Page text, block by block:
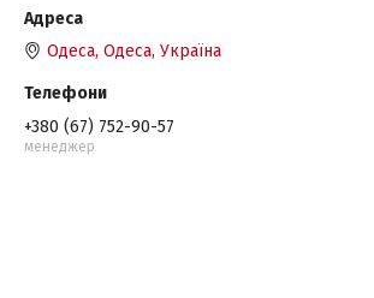
Одеса, Одеса, Україна
+380 (67) 752-90-57
менеджер